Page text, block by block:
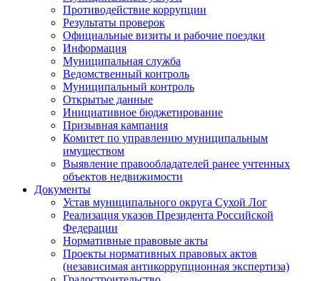
Противодействие коррупции
Результаты проверок
Официальные визиты и рабочие поездки
Информация
Муниципальная служба
Ведомственный контроль
Муниципальный контроль
Открытые данные
Инициативное бюджетирование
Призывная кампания
Комитет по управлению муниципальным
имуществом
Выявление правообладателей ранее учтенных
объектов недвижимости
Документы
Устав муниципального округа Сухой Лог
Реализация указов Президента Российской
Федерации
Нормативные правовые акты
Проекты нормативных правовых актов
(независимая антикоррупционная экспертиза)